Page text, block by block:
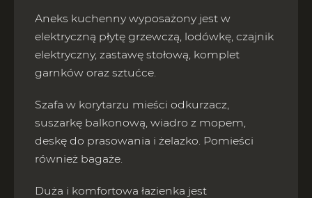
Aneks kuchenny wyposażony jest w
elektryczną płytę grzewczą, lodówkę, czajnik
elektryczny, zastawę stołową, komplet
garnków oraz sztućce.
Szafa w korytarzu mieści odkurzacz,
suszarkę balkonową, wiadro z mopem,
deskę do prasowania i żelazko. Pomieści
również bagaże.
Duża i komfortowa łazienka jest